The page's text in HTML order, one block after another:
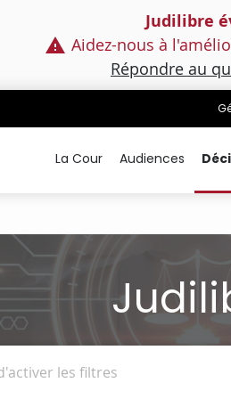
Judilibre
Aidez-nous à
Répondre au
La Cour Audiences